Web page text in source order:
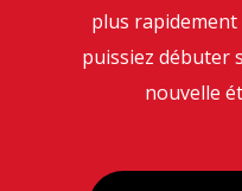
plus
puissiez débuter
nouvelle